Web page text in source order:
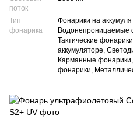
поток
Тип
фонарика
Фонарики на
Водонепроницаемые
Тактические
аккумуляторе,
Карманные
фонарики,